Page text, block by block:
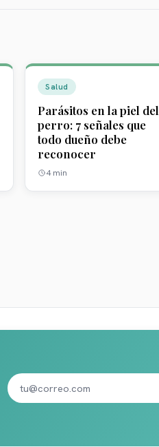
Salud
Parásitos en la piel del
perro: 7 señales que
todo dueño debe
reconocer
4min